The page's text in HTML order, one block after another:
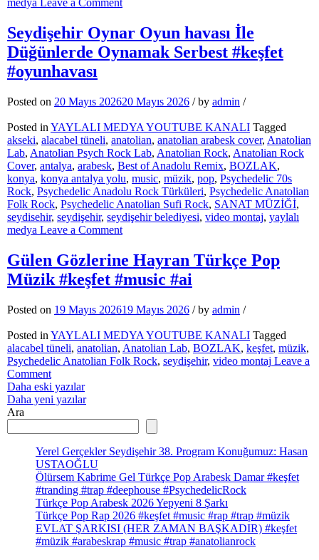
medya Leave a Comment
Susmaz
Psychedelic
Anadolu
#anatolianrock
Seydişehir Oynar Oyun havası İle
Düğünlerde Oynamak Serbest #keşfet
#oyunhavası
Posted on 20 Mayıs 202620 Mayıs 2026 /by admin /
Posted in YAYLALI MEDYA YOUTUBE KANALI Tagged
akseki, alacabel tüneli, anatolian, anatolian arabesk cover, Anatolian
Lab, Anatolian Psych Rock Lab, Anatolian Rock, Anatolian Rock
Cover, antalya, arabesk, Best of Anadolu Remix, BOZLAK,
konya, konya antalya yolu, music, müzik, pop, Psychedelic 70s
Rock, Psychedelic Anadolu Rock Türküleri, Psychedelic Anatolian
Folk Rock, Psychedelic Anatolian Sufi Rock, SANAT MÜZİĞİ,
seydisehir, seydişehir, seydişehir belediyesi, video montaj, yaylalı
medya Leave a Commenton
Oynar
Oyun
havası
Düğünlerde
Oynamak
Serbest
#keşfet
#oyunhavası
Gülen Gözlerine Hayran Türkçe Pop
Müzik #keşfet #music #ai
Posted on 19 Mayıs 202619 Mayıs 2026 /by admin /
Posted in YAYLALI MEDYA YOUTUBE KANALI Tagged
alacabel tüneli, anatolian, Anatolian Lab, BOZLAK, keşfet, müzik,
Psychedelic Anatolian Folk Rock, seydişehir, video montaj Leave a
Commenton
Gülen
Gözlerine
Pop
Müzik
#keşfet
#music
#ai
Yazı
gezinmesi
Daha eski yazılar
Daha yeni yazılar
Ara
Yerel Gerçekler Seydişehir 38. Program Konuğumuz: Hasan
USTAOĞLU
Ölürsem Kabrime Gel Türkçe Pop Arabesk Damar #keşfet
#tranding #trap #deephouse #PsychedelicRock
Türkçe Pop Arabesk 2026 Yepyeni 8 Şarkı
Türkçe Pop Rap 2026 #keşfet #music #rap #trap #müzik
EVLAT ŞARKISI (HER ZAMAN BAŞKADIR) #keşfet
#müzik #arabeskrap #music #trap #anatolianrock